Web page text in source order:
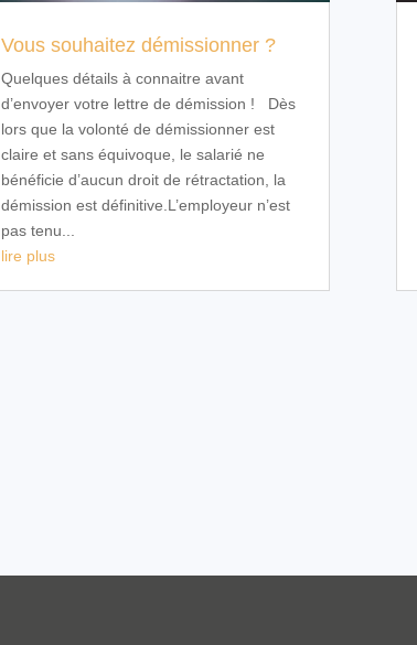
Vous souhaitez démissionner ?
Quelques détails à connaitre avant
d’envoyer votre lettre de démission ! Dès
lors que la volonté de démissionner est
claire et sans équivoque, le salarié ne
bénéficie d’aucun droit de rétractation, la
démission est définitive.L’employeur n’est
pas tenu...
lire plus